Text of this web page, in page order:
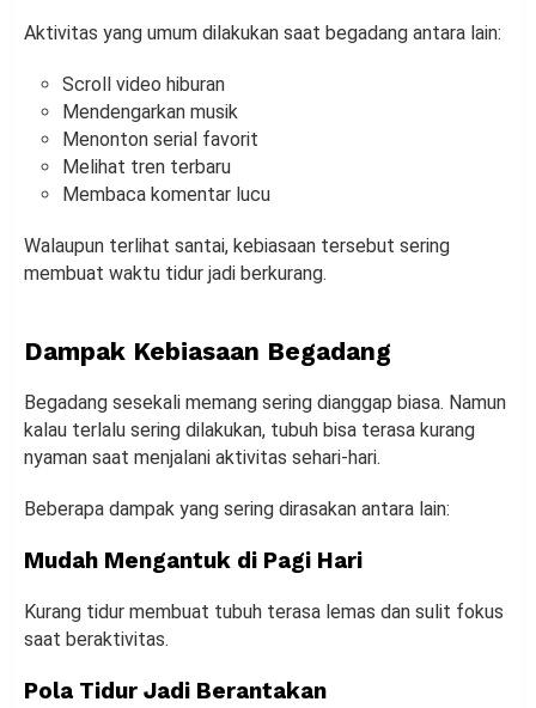
Aktivitas yang umum dilakukan saat begadang antara lain:
Scroll video hiburan
Mendengarkan musik
Menonton serial favorit
Melihat tren terbaru
Membaca komentar lucu
Walaupun terlihat santai, kebiasaan tersebut sering
membuat waktu tidur jadi berkurang.
Dampak Kebiasaan Begadang
Begadang sesekali memang sering dianggap biasa. Namun
kalau terlalu sering dilakukan, tubuh bisa terasa kurang
nyaman saat menjalani aktivitas sehari-hari.
Beberapa dampak yang sering dirasakan antara lain:
Mudah Mengantuk di Pagi Hari
Kurang tidur membuat tubuh terasa lemas dan sulit fokus
saat beraktivitas.
Pola Tidur Jadi Berantakan